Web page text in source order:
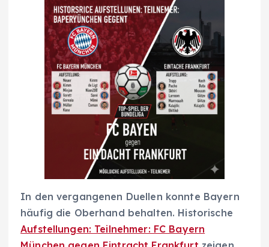
In den vergangenen Duellen konnte Bayern
häufig die Oberhand behalten. Historische
Aufstellungen: Teilnehmer: FC Bayern